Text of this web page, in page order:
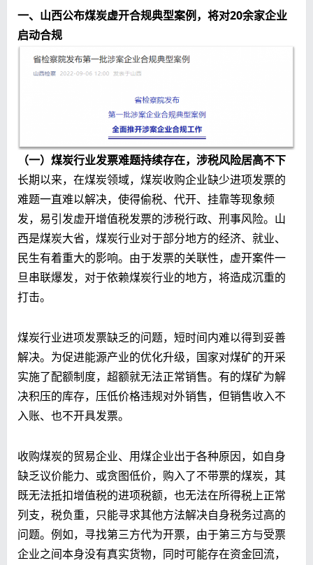
一、山西公布煤炭虚开合规典型案例，将对20余家企业
启动合规
（一）煤炭行业发票难题持续存在，涉税风险居高不下
长期以来，在煤炭领域，煤炭收购企业缺少进项发票的
难题一直难以解决，使得偷税、代开、挂靠等现象频
发，易引发虚开增值税发票的涉税行政、刑事风险。山
西是煤炭大省，煤炭行业对于部分地方的经济、就业、
民生有着重大的影响。由于发票的关联性，虚开案件一
旦串联爆发，对于依赖煤炭行业的地方，将造成沉重的
打击。
煤炭行业进项发票缺乏的问题，短时间内难以得到妥善
解决。为促进能源产业的优化升级，国家对煤矿的开采
实施了配额制度，超额就无法正常销售。有的煤矿为解
决积压的库存，压低价格违规对外销售，但销售收入不
入账、也不开具发票。
收购煤炭的贸易企业、用煤企业出于各种原因，如自身
缺乏议价能力、或贪图低价，购入了不带票的煤炭，其
既无法抵扣增值税的进项税额，也无法在所得税上正常
列支，税负重，只能寻求其他方法解决自身税务过高的
问题。例如，寻找第三方代为开票，由于第三方与受票
企业之间本身没有真实货物，同时可能存在资金回流，